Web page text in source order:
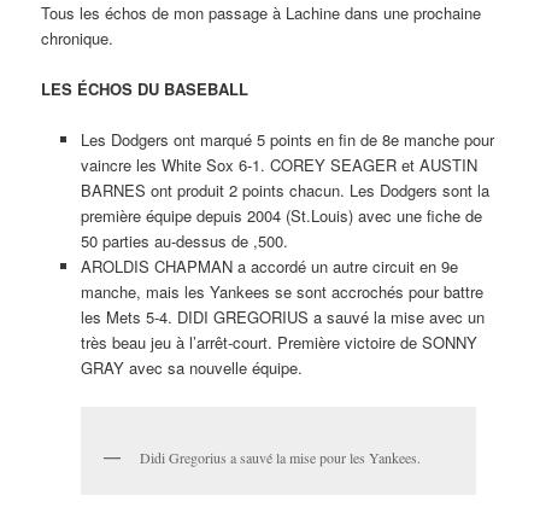
Tous les échos de mon passage à Lachine dans une prochaine
chronique.
LES ÉCHOS DU BASEBALL
Les Dodgers ont marqué 5 points en fin de 8e manche pour
vaincre les White Sox 6-1. COREY SEAGER et AUSTIN
BARNES ont produit 2 points chacun. Les Dodgers sont la
première équipe depuis 2004 (St.Louis) avec une fiche de
50 parties au-dessus de ,500.
AROLDIS CHAPMAN a accordé un autre circuit en 9e
manche, mais les Yankees se sont accrochés pour battre
les Mets 5-4. DIDI GREGORIUS a sauvé la mise avec un
très beau jeu à l’arrêt-court. Première victoire de SONNY
GRAY avec sa nouvelle équipe.
Didi Gregorius a sauvé la mise pour les Yankees.